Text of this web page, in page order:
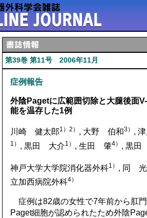
第39巻 第11号 2006年11月
症例報告
外陰Pagetに広範囲切除と大腿後面
能を温存した1例
川崎 健太郎1）2） , 大野 伯和3） ,
1） , 黒田 大介1） , 生田 肇4） , 黒
神戸大学大学院消化器外科1） , 同 光
立加西病院外科4）
症例は82歳の女性で7年前から肛
Paget細胞が認められたため外陰